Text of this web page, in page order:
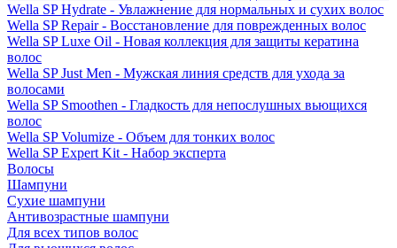
Wella SP Hydrate - Увлажнение для нормальных и сухих волос
Wella SP Repair - Восстановление для поврежденных волос
Wella SP Luxe Oil - Новая коллекция для защиты кератина
волос
Wella SP Just Men - Мужская линия средств для ухода за
волосами
Wella SP Smoothen - Гладкость для непослушных вьющихся
волос
Wella SP Volumize - Объем для тонких волос
Wella SP Expert Kit - Набор эксперта
Волосы
Шампуни
Сухие шампуни
Антивозрастные шампуни
Для всех типов волос